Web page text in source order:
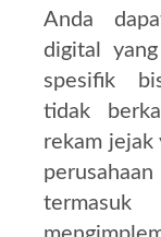
Anda
digital
spesifik
tidak
rekam jejak